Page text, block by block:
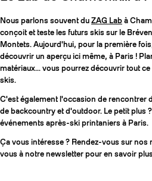
Nous parlons souvent du ZAG Lab à
conçoit et teste les futurs skis sur le
Montets. Aujourd'hui, pour la première
découvrir un aperçu ici même, à Paris !
matériaux... vous pourrez découvrir tout
skis.
C'est également l'occasion de rencontrer
de backcountry et d'outdoor. Le petit plus
événements après-ski printaniers à Paris.
Ça vous intéresse ? Rendez-vous sur nos
vous à notre newsletter pour en savoir